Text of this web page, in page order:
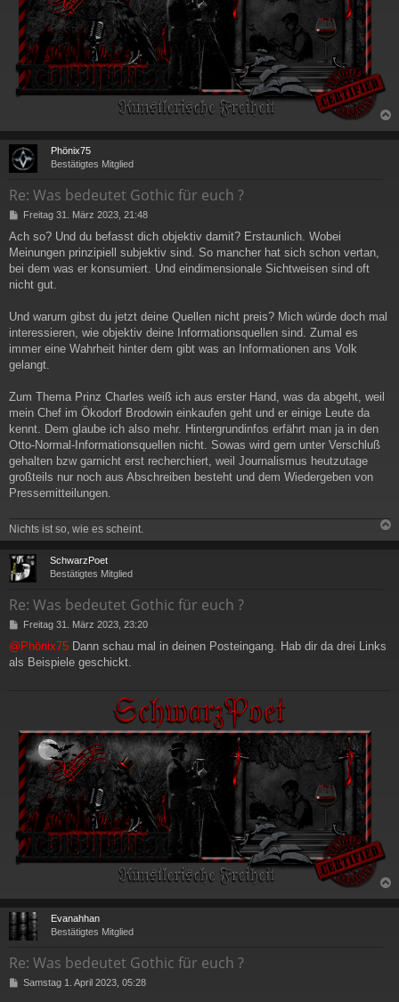
a
Phönix75
Bestätigtes Mitglied
Re: Was bedeutet Gothic für euch ?
B
i
t
r
a
Freitag 31. März 2023, 21:48
Ach so? Und du befasst dich objektiv damit? Erstaunlich. Wobei
Meinungen prinzipiell subjektiv sind. So mancher hat sich schon vertan,
bei dem was er konsumiert. Und eindimensionale Sichtweisen sind oft
nicht gut.
Und warum gibst du jetzt deine Quellen nicht preis? Mich würde doch mal
interessieren, wie objektiv deine Informationsquellen sind. Zumal es
immer eine Wahrheit hinter dem gibt was an Informationen ans Volk
gelangt.
Zum Thema Prinz Charles weiß ich aus erster Hand, was da abgeht, weil
mein Chef im Ökodorf Brodowin einkaufen geht und er einige Leute da
kennt. Dem glaube ich also mehr. Hintergrundinfos erfährt man ja in den
Otto-Normal-Informationsquellen nicht. Sowas wird gern unter Verschluß
gehalten bzw garnicht erst recherchiert, weil Journalismus heutzutage
großteils nur noch aus Abschreiben besteht und dem Wiedergeben von
Pressemitteilungen.
Nichts ist so, wie es scheint.
a
SchwarzPoet
Bestätigtes Mitglied
Re: Was bedeutet Gothic für euch ?
B
i
t
Freitag 31. März 2023, 23:20
@Phönix75 Dann schau mal in deinen Posteingang. Hab dir da drei Links
als Beispiele geschickt.
a
Evanahhan
Bestätigtes Mitglied
Re: Was bedeutet Gothic für euch ?
BSamstag 1. April 2023, 05:28